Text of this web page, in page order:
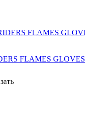
FLAMES GLOVES